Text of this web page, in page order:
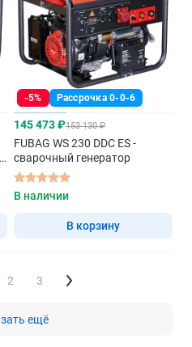
-5% Рассрочка 0-0-6
145 473 ₽153 130 ₽
FUBAG WS 230 DDC ES -
сварочный генератор
В наличии
В корзину
2 3
ещё